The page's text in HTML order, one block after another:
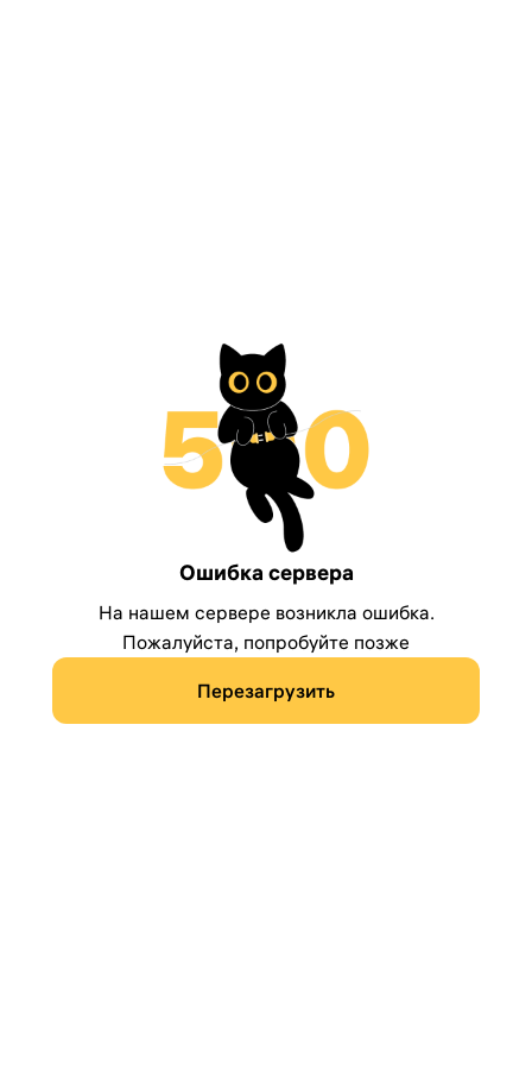
Ошибка сервера
На нашем сервере возникла ошибка.
Пожалуйста, попробуйте позже
Перезагрузить